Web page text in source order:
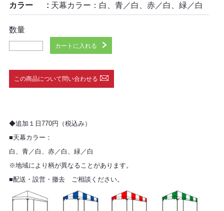
カラー 天幕カラー：白、青／白、赤／白、緑／白
数量
カートに入れる
この商品について問い合わせる
◆追加１日770円（税込み）
■天幕カラー：
白、青／白、赤／白、緑／白
※地域により柄が異なることがあります。
■配送・設営・撤去 ご相談ください。